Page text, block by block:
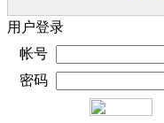
用户登录
帐号
密码